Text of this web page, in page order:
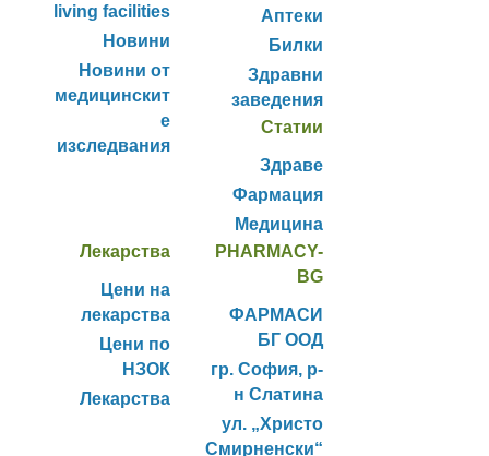
living facilities
Новини
Новини от
медицинскит
е
изследвания
Аптеки
Билки
Здравни
заведения
Статии
Здраве
Фармация
Медицина
Лекарства
Цени на
лекарства
Цени по
НЗОК
Лекарства
PHARMACY-
BG
ФАРМАСИ
БГ ООД
гр. София, р-
н Слатина
ул. „Христо
Смирненски“